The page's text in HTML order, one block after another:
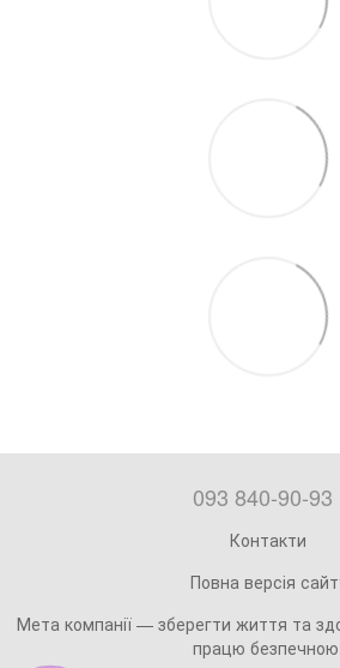
093 840-90-93
Контакти
Повна версія
Мета компанії — зберегти життя та
працю